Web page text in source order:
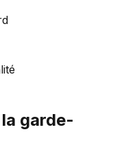
garde-